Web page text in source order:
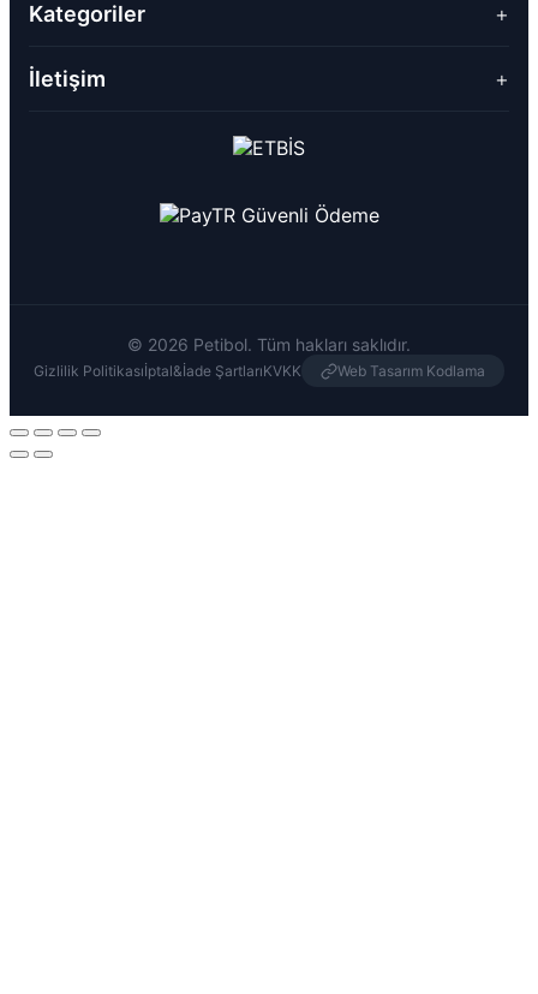
Kategoriler +
İletişim +
© 2026 Petibol. Tüm hakları saklıdır.
Gizlilik Politikasıİptal&İade ŞartlarıKVKK Web Tasarım Kodlama